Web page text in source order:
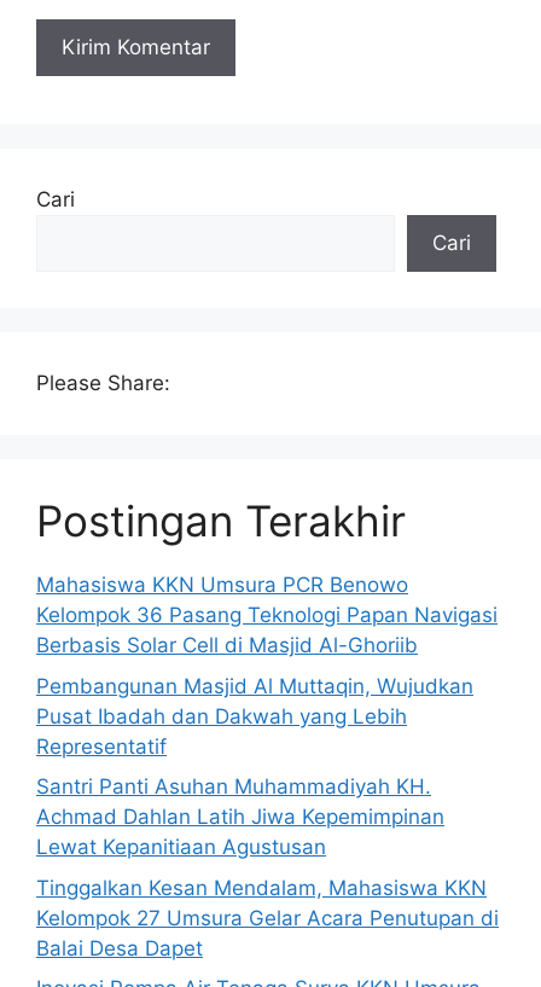
Cari
Cari
Please Share:
Postingan Terakhir
Mahasiswa KKN Umsura PCR Benowo
Kelompok 36 Pasang Teknologi Papan Navigasi
Berbasis Solar Cell di Masjid Al-Ghoriib
Pembangunan Masjid Al Muttaqin, Wujudkan
Pusat Ibadah dan Dakwah yang Lebih
Representatif
Santri Panti Asuhan Muhammadiyah KH.
Achmad Dahlan Latih Jiwa Kepemimpinan
Lewat Kepanitiaan Agustusan
Tinggalkan Kesan Mendalam, Mahasiswa KKN
Kelompok 27 Umsura Gelar Acara Penutupan di
Balai Desa Dapet